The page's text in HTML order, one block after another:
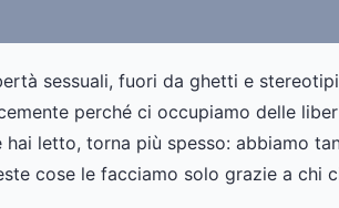
sessuali, fuori da ghetti e
perché ci occupiamo delle
letto, torna più spesso: abbiamo
cose le facciamo solo grazie a chi